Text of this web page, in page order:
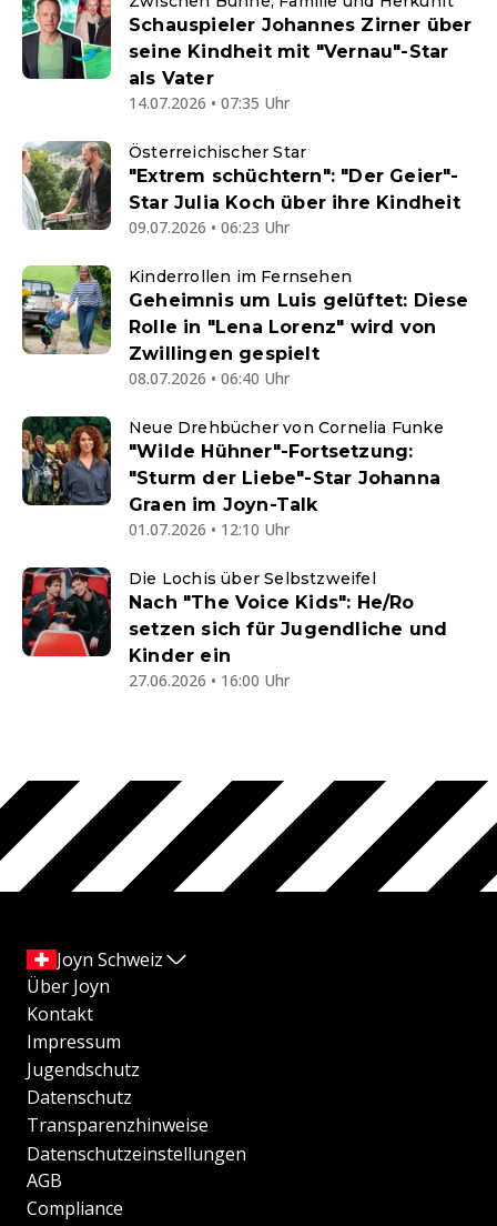
Schauspieler Johannes Zirner über
seine Kindheit mit "Vernau"-Star
als Vater
14.07.2026 • 07:35 Uhr
Österreichischer Star
"Extrem schüchtern": "Der Geier"-
Star Julia Koch über ihre Kindheit
09.07.2026 • 06:23 Uhr
Kinderrollen im Fernsehen
Geheimnis um Luis gelüftet: Diese
Rolle in "Lena Lorenz" wird von
Zwillingen gespielt
08.07.2026 • 06:40 Uhr
Neue Drehbücher von Cornelia Funke
"Wilde Hühner"-Fortsetzung:
"Sturm der Liebe"-Star Johanna
Graen im Joyn-Talk
01.07.2026 • 12:10 Uhr
Die Lochis über Selbstzweifel
Nach "The Voice Kids": He/Ro
setzen sich für Jugendliche und
Kinder ein
27.06.2026 • 16:00 Uhr
Joyn Schweiz
Über Joyn
Kontakt
Impressum
Jugendschutz
Datenschutz
Transparenzhinweise
Datenschutzeinstellungen
AGB
Compliance